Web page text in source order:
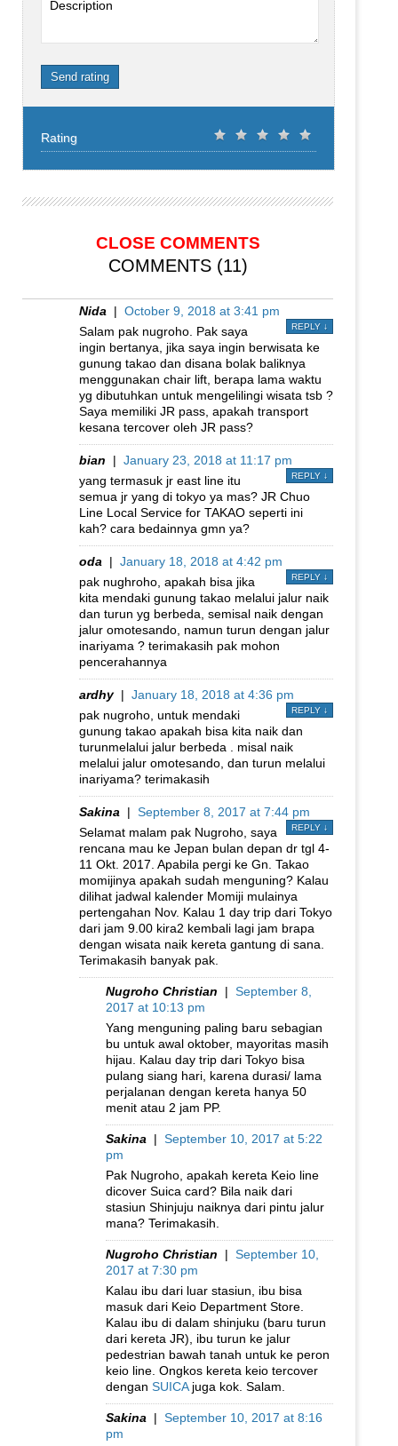
Description
Send rating
Rating
CLOSE COMMENTS
COMMENTS (11)
Nida | October 9, 2018 at 3:41 pm
REPLY ↓
Salam pak nugroho. Pak saya
ingin bertanya, jika saya ingin berwisata ke
gunung takao dan disana bolak baliknya
menggunakan chair lift, berapa lama waktu
yg dibutuhkan untuk mengelilingi wisata tsb ?
Saya memiliki JR pass, apakah transport
kesana tercover oleh JR pass?
bian | January 23, 2018 at 11:17 pm
REPLY ↓
yang termasuk jr east line itu
semua jr yang di tokyo ya mas? JR Chuo
Line Local Service for TAKAO seperti ini
kah? cara bedainnya gmn ya?
oda | January 18, 2018 at 4:42 pm
REPLY ↓
pak nughroho, apakah bisa jika
kita mendaki gunung takao melalui jalur naik
dan turun yg berbeda, semisal naik dengan
jalur omotesando, namun turun dengan jalur
inariyama ? terimakasih pak mohon
pencerahannya
ardhy| January 18, 2018 at 4:36 pm
REPLY ↓
pak nugroho, untuk mendaki
gunung takao apakah bisa kita naik dan
turunmelalui jalur berbeda . misal naik
melalui jalur omotesando, dan turun melalui
inariyama? terimakasih
Sakina | September 8, 2017 at 7:44 pm
REPLY ↓
Selamat malam pak Nugroho, saya
rencana mau ke Jepan bulan depan dr tgl 4-
11 Okt. 2017. Apabila pergi ke Gn. Takao
momijinya apakah sudah menguning? Kalau
dilihat jadwal kalender Momiji mulainya
pertengahan Nov. Kalau 1 day trip dari Tokyo
dari jam 9.00 kira2 kembali lagi jam brapa
dengan wisata naik kereta gantung di sana.
Terimakasih banyak pak.
Nugroho Christian | September 8,
2017 at 10:13 pm
Yang menguning paling baru sebagian
bu untuk awal oktober, mayoritas masih
hijau. Kalau day trip dari Tokyo bisa
pulang siang hari, karena durasi/ lama
perjalanan dengan kereta hanya 50
menit atau 2 jam PP.
Sakina | September 10, 2017 at 5:22
pm
Pak Nugroho, apakah kereta Keio line
dicover Suica card? Bila naik dari
stasiun Shinjuju naiknya dari pintu jalur
mana? Terimakasih.
Nugroho Christian | September 10,
2017 at 7:30 pm
Kalau ibu dari luar stasiun, ibu bisa
masuk dari Keio Department Store.
Kalau ibu di dalam shinjuku (baru turun
dari kereta JR), ibu turun ke jalur
pedestrian bawah tanah untuk ke peron
keio line. Ongkos kereta keio tercover
dengan SUICAjuga kok. Salam.
Sakina | September 10, 2017 at 8:16
pm